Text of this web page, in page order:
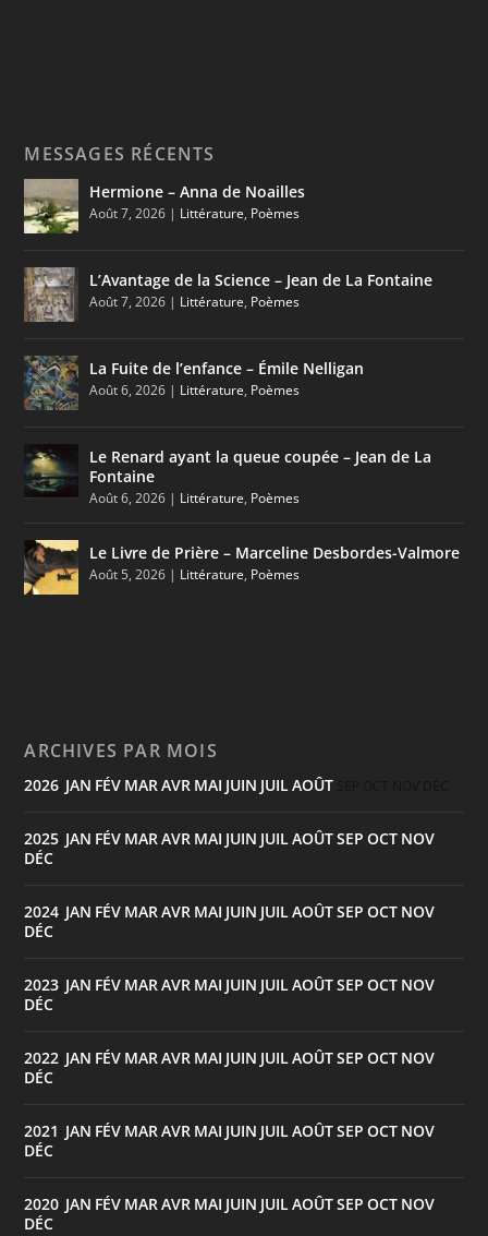
MESSAGES RÉCENTS
Hermione – Anna de Noailles
Août 7, 2026 | Littérature, Poèmes
L’Avantage de la Science – Jean de La Fontaine
Août 7, 2026 | Littérature, Poèmes
La Fuite de l’enfance – Émile Nelligan
Août 6, 2026 | Littérature, Poèmes
Le Renard ayant la queue coupée – Jean de La
Fontaine
Août 6, 2026 | Littérature, Poèmes
Le Livre de Prière – Marceline Desbordes-Valmore
Août 5, 2026 | Littérature, Poèmes
ARCHIVES PAR MOIS
2026 JAN FÉV MARAVR MAI JUIN JUILAOÛT
2025 JAN FÉV MARAVR MAI JUIN JUILAOÛTSEP OCT NOV
DÉC
2024 JAN FÉV MARAVR MAI JUIN JUILAOÛTSEP OCT NOV
DÉC
2023 JAN FÉV MARAVR MAI JUIN JUILAOÛTSEP OCT NOV
DÉC
2022 JAN FÉV MARAVR MAI JUIN JUILAOÛTSEP OCT NOV
DÉC
2021 JAN FÉV MARAVR MAI JUIN JUILAOÛTSEP OCT NOV
DÉC
2020 JAN FÉV MARAVR MAI JUIN JUILAOÛTSEP OCT NOV
DÉC